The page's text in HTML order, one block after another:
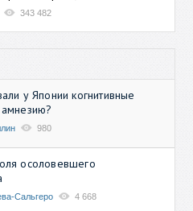
343 482
у Японии когнитивные
980
осоловевшего
Сальгеро 4 668